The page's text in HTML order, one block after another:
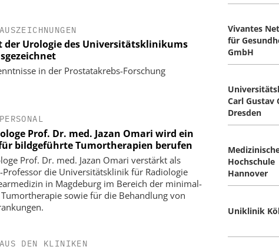
AUSZEICHNUNGEN
der Urologie des Universitätsklinikums
in der Prostatakrebs-Forschung
PERSONAL
Prof. Dr. med. Jazan Omari wird ein
bildgeführte Tumortherapien berufen
Prof. Dr. med. Jazan Omari verstärkt als
Professor die Universitätsklinik für Radiologie
in Magdeburg im Bereich der minimal-
sowie für die Behandlung von
AUS DEN KLINIKEN
Vivantes
für
GmbH
Carl Gustav
Dresden
Hochschule
Hannover
Uniklinik